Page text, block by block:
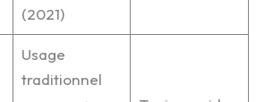
(2021)
Usage
traditionnel